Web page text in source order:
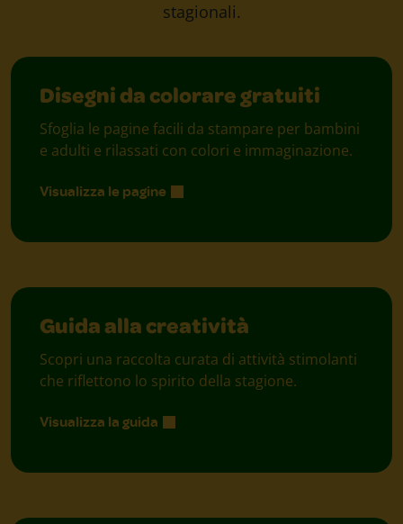
stagionali.
Disegni da colorare gratuiti
Sfoglia le pagine facili da stampare per bambini
e adulti e rilassati con colori e immaginazione.
Visualizza le pagine
Guida alla creatività
Scopri una raccolta curata di attività stimolanti
che riflettono lo spirito della stagione.
Visualizza la guida